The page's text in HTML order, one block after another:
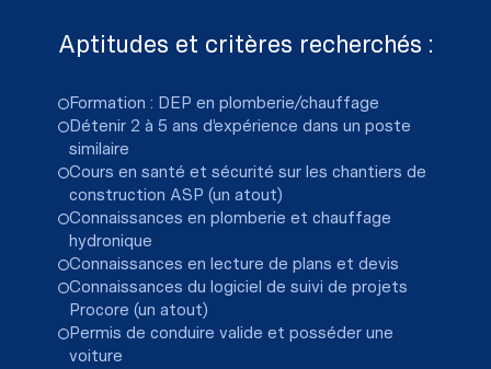
Aptitudes et critères recherchés :
Formation : DEP en plomberie/chauffage
Détenir 2 à 5 ans d’expérience dans un poste
similaire
Cours en santé et sécurité sur les chantiers de
construction ASP (un atout)
Connaissances en plomberie et chauffage
hydronique
Connaissances en lecture de plans et devis
Connaissances du logiciel de suivi de projets
Procore (un atout)
Permis de conduire valide et posséder une
voiture